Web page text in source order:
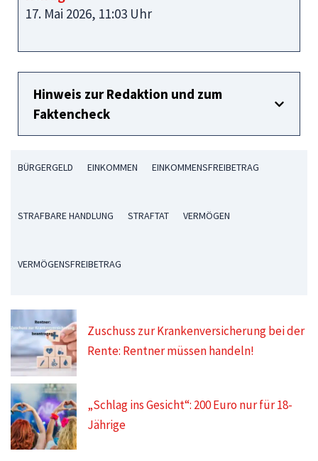
17. Mai 2026, 11:03 Uhr
Hinweis zur Redaktion und zum
Faktencheck
BÜRGERGELD EINKOMMEN EINKOMMENSFREIBETRAG
STRAFBARE HANDLUNG STRAFTAT VERMÖGEN
VERMÖGENSFREIBETRAG
Zuschuss zur Krankenversicherung bei der
Rente: Rentner müssen handeln!
„Schlag ins Gesicht“: 200 Euro nur für 18-
Jährige